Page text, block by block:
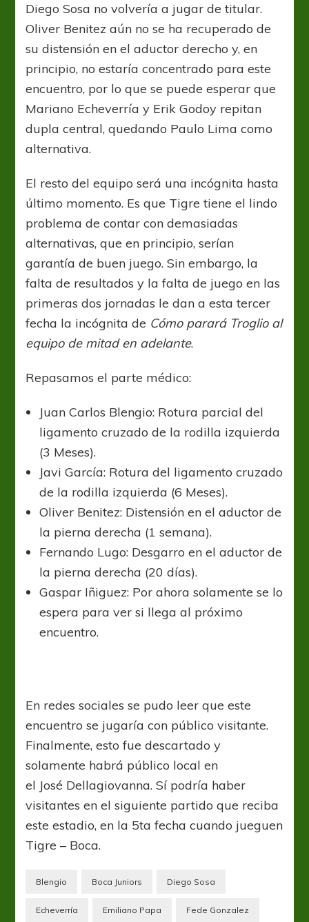
Diego Sosa no volvería a jugar de titular.
Oliver Benitez aún no se ha recuperado de
su distensión en el aductor derecho y, en
principio, no estaría concentrado para este
encuentro, por lo que se puede esperar que
Mariano Echeverría y Erik Godoy repitan
dupla central, quedando Paulo Lima como
alternativa.
El resto del equipo será una incógnita hasta
último momento. Es que Tigre tiene el lindo
problema de contar con demasiadas
alternativas, que en principio, serían
garantía de buen juego. Sin embargo, la
falta de resultados y la falta de juego en las
primeras dos jornadas le dan a esta tercer
fecha la incógnita de Cómo parará Troglio al
equipo de mitad en adelante.
Repasamos el parte médico:
Juan Carlos Blengio: Rotura parcial del
ligamento cruzado de la rodilla izquierda
(3 Meses).
Javi García: Rotura del ligamento cruzado
de la rodilla izquierda (6 Meses).
Oliver Benitez: Distensión en el aductor de
la pierna derecha (1 semana).
Fernando Lugo: Desgarro en el aductor de
la pierna derecha (20 días).
Gaspar Iñiguez: Por ahora solamente se lo
espera para ver si llega al próximo
encuentro.
En redes sociales se pudo leer que este
encuentro se jugaría con público visitante.
Finalmente, esto fue descartado y
solamente habrá público local en
el José Dellagiovanna. Sí podría haber
visitantes en el siguiente partido que reciba
este estadio, en la 5ta fecha cuando jueguen
Tigre – Boca.
Blengio Boca Juniors Diego Sosa
Echeverría Emiliano Papa Fede Gonzalez